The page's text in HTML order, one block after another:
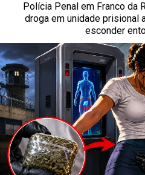
Polícia Penal em Franco da
droga em unidade prisional
esconder